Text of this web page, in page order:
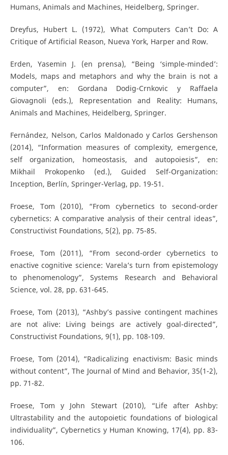
Humans, Animals and Machines, Heidelberg, Springer.
Dreyfus, Hubert L. (1972), What Computers Can’t Do: A
Critique of Artificial Reason, Nueva York, Harper and Row.
Erden, Yasemin J. (en prensa), “Being ‘simple-minded’:
Models, maps and metaphors and why the brain is not a
computer”, en: Gordana Dodig-Crnkovic y Raffaela
Giovagnoli (eds.), Representation and Reality: Humans,
Animals and Machines, Heidelberg, Springer.
Fernández, Nelson, Carlos Maldonado y Carlos Gershenson
(2014), “Information measures of complexity, emergence,
self organization, homeostasis, and autopoiesis”, en:
Mikhail Prokopenko (ed.), Guided Self-Organization:
Inception, Berlín, Springer-Verlag, pp. 19-51.
Froese, Tom (2010), “From cybernetics to second-order
cybernetics: A comparative analysis of their central ideas”,
Constructivist Foundations, 5(2), pp. 75-85.
Froese, Tom (2011), “From second-order cybernetics to
enactive cognitive science: Varela’s turn from epistemology
to phenomenology”, Systems Research and Behavioral
Science, vol. 28, pp. 631-645.
Froese, Tom (2013), “Ashby’s passive contingent machines
are not alive: Living beings are actively goal-directed”,
Constructivist Foundations, 9(1), pp. 108-109.
Froese, Tom (2014), “Radicalizing enactivism: Basic minds
without content”, The Journal of Mind and Behavior, 35(1-2),
pp. 71-82.
Froese, Tom y John Stewart (2010), “Life after Ashby:
Ultrastability and the autopoietic foundations of biological
individuality”, Cybernetics y Human Knowing, 17(4), pp. 83-
106.